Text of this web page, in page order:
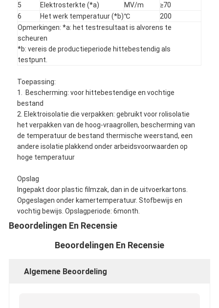
Producten
5
Elektrosterkte (*a) MV/m
≥70
6
Het werk temperatuur (*b)℃
200
Opmerkingen: *a: het testresultaat is alvorens te
scheuren
*b: vereis de productieperiode hittebestendig als
testpunt.
Toepassing:
1. Bescherming: voor hittebestendige en vochtige
bestand
2. Elektroisolatie die verpakken: gebruikt voor rolisolatie
het verpakken van de hoog-vraagrollen, bescherming van
de temperatuur de bestand thermische weerstand, een
andere isolatie plakkend onder arbeidsvoorwaarden op
hoge temperatuur
Opslag
Ingepakt door plastic filmzak, dan in de uitvoerkartons.
Opgeslagen onder kamertemperatuur. Stofbewijs en
vochtig bewijs. Opslagperiode: 6month.
Beoordelingen En Recensie
Beoordelingen En Recensie
Algemene Beoordeling